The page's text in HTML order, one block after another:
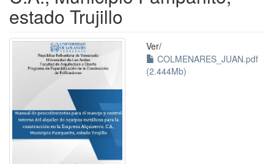
estado Trujillo
Ver/
COLMENARES_JUAN.pdf
(2.444Mb)